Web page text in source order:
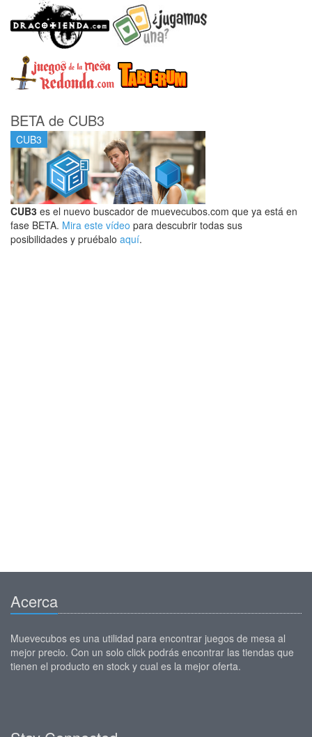
BETA de CUB3
CUB3
CUB3 es el nuevo buscador de muevecubos.com que ya está en
fase BETA. Mira este vídeo para descubrir todas sus
posibilidades y pruébalo aquí.
Acerca
Muevecubos es una utilidad para encontrar juegos de mesa al
mejor precio. Con un solo click podrás encontrar las tiendas que
tienen el producto en stock y cual es la mejor oferta.